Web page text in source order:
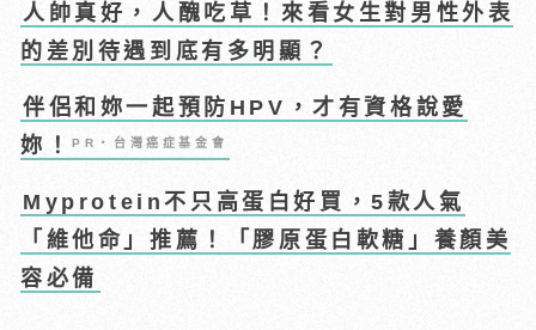
人帥真好，人醜吃草！來看女生對男性外表
的差別待遇到底有多明顯？
伴侶和妳一起預防HPV，才有資格說愛
妳！PR・台灣癌症基金會
Myprotein不只高蛋白好買，5款人氣
「維他命」推薦！「膠原蛋白軟糖」養顏美
容必備